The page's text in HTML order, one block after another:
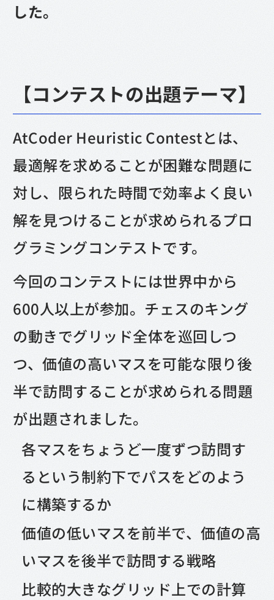
した。
【コンテストの出題テーマ】
AtCoder Heuristic Contestとは、
最適解を求めることが困難な問題に
対し、限られた時間で効率よく良い
解を見つけることが求められるプロ
グラミングコンテストです。
今回のコンテストには世界中から
600人以上が参加。チェスのキング
の動きでグリッド全体を巡回しつ
つ、価値の高いマスを可能な限り後
半で訪問することが求められる問題
が出題されました。
各マスをちょうど一度ずつ訪問す
るという制約下でパスをどのよう
に構築するか
価値の低いマスを前半で、価値の高
いマスを後半で訪問する戦略
比較的大きなグリッド上での計算